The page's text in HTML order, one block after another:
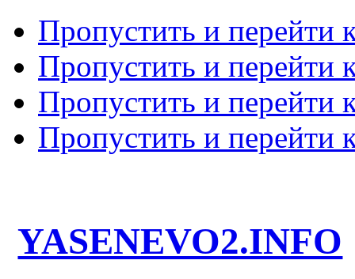
Пропустить и перейти
Пропустить и перейти
Пропустить и перейти
Пропустить и перейти
YASENEVO2.INFO